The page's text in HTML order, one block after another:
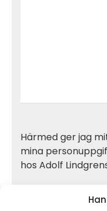
Härmed ger jag
mina
hos Adolf